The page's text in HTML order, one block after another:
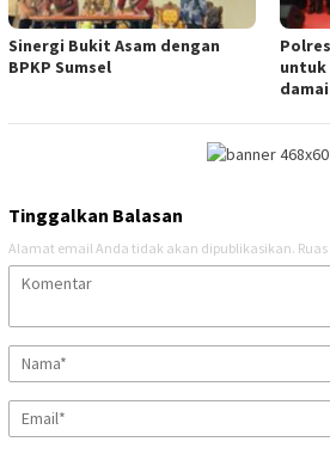
Sinergi Bukit Asam dengan
BPKP Sumsel
untuk
Tinggalkan Balasan
Alamat email Anda tidak akan dipublikasikan.